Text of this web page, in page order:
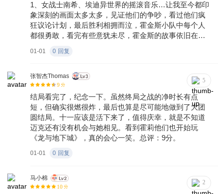
1、女战士南希、埃迪异世界的摇滚音乐…让我至今都印
象深刻的画面太多太多，见证他们的争吵，看过他们疯
狂议论计划，最后胜利相拥而泣，霍金斯小队中每个人
都很勇敢，看完有些意犹未尽，霍金斯的故事依旧在发
01-01 0 回复
张智杰Thomas
9 分
5
结局看完了，纪念一下。虽然终局之战的净时长有点
短，但确实很燃很炸，最后也算是尽可能地做到了大团
圆结局。十一应该是活下来了，值得庆幸，就是不知道
迈克还有没有机会与她相见。看到霍莉他们也开始玩
《龙与地下城》，真的会心一笑。总评：9分。
01-01 0 回复
马小棉
10 分
2